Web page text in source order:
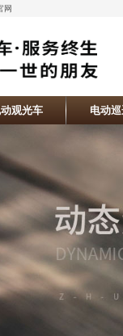
网
观光车 电动